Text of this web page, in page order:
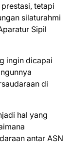
tetapi
silaturahmi
Sipil
ingin dicapai
di
hal yang
antar ASN